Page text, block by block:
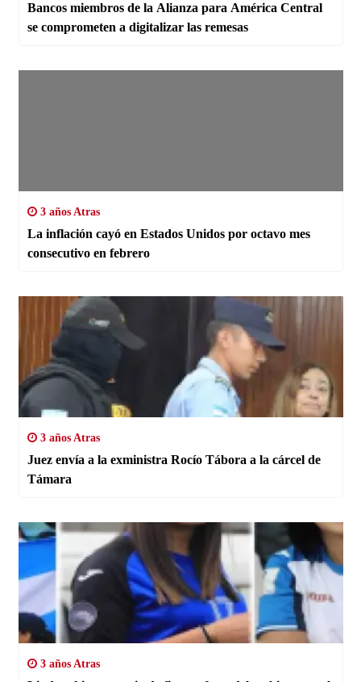
Bancos miembros de la Alianza para América Central
se comprometen a digitalizar las remesas
3 años Atras
La inflación cayó en Estados Unidos por octavo mes
consecutivo en febrero
3 años Atras
Juez envía a la exministra Rocío Tábora a la cárcel de
Támara
3 años Atras